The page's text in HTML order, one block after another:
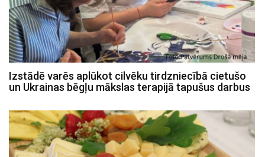
Izstādē varēs aplūkot cilvēku tirdzniecībā cietušo
un Ukrainas bēgļu mākslas terapijā tapušus darbus